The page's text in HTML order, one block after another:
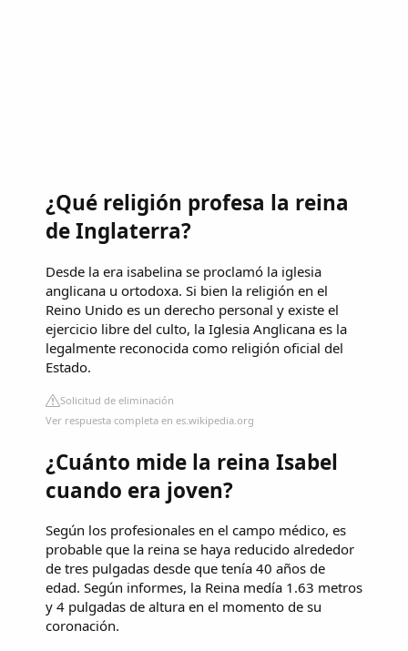
¿Qué religión profesa la reina
de Inglaterra?
Desde la era isabelina se proclamó la iglesia
anglicana u ortodoxa. Si bien la religión en el
Reino Unido es un derecho personal y existe el
ejercicio libre del culto, la Iglesia Anglicana es la
legalmente reconocida como religión oficial del
Estado.
Solicitud de eliminación
Ver respuesta completa en es.wikipedia.org
¿Cuánto mide la reina Isabel
cuando era joven?
Según los profesionales en el campo médico, es
probable que la reina se haya reducido alrededor
de tres pulgadas desde que tenía 40 años de
edad. Según informes, la Reina medía 1.63 metros
y 4 pulgadas de altura en el momento de su
coronación.